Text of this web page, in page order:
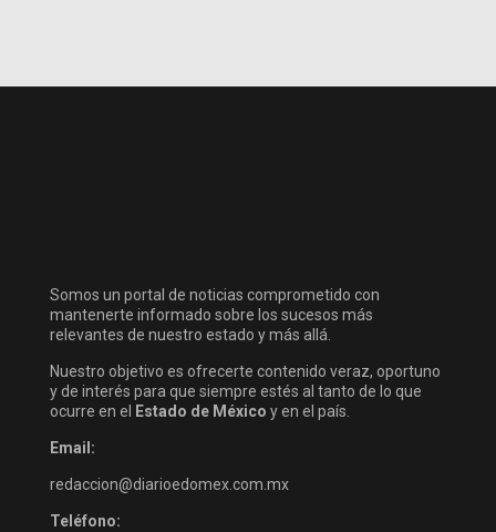
Somos un portal de noticias comprometido con
mantenerte informado sobre los sucesos más
relevantes de nuestro estado y más allá.
Nuestro objetivo es ofrecerte contenido veraz, oportuno
y de interés para que siempre estés al tanto de lo que
ocurre en el
Estado de México y en el país.
Email:
redaccion@diarioedomex.com.mx
Teléfono: